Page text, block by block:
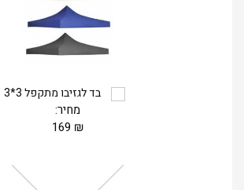
בד לגזיבו מתקפל 3*3
מחיר:
₪
169